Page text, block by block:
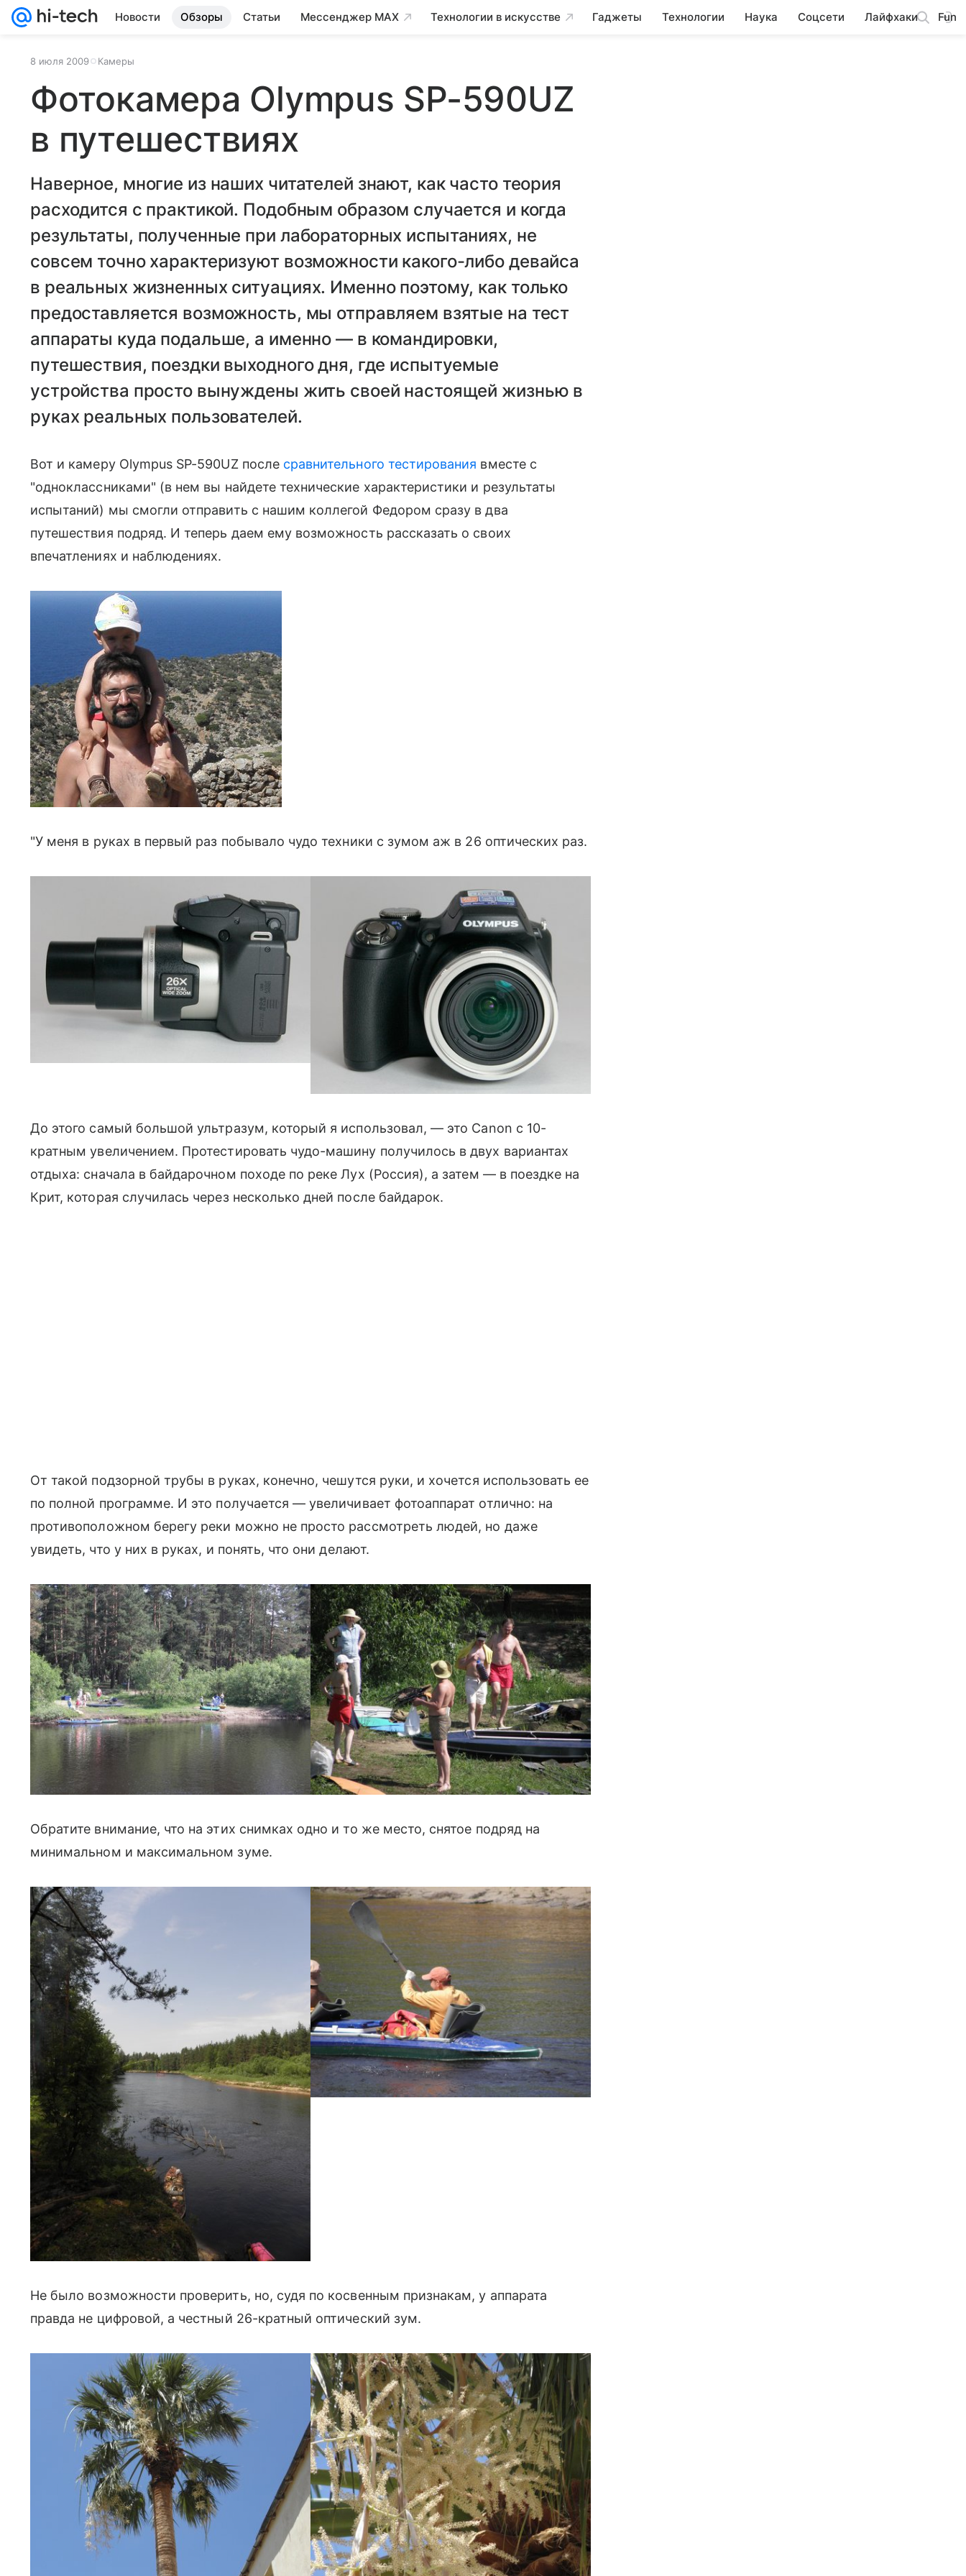
Новости Обзоры Статьи Мессенджер MAX Технологии в искусстве Гаджеты Технологии Наука Соцсети Лайфхаки Fun
8 июля 2009 Камеры
Фотокамера Olympus SP-590UZ
в путешествиях
Наверное, многие из наших читателей знают, как часто теория
расходится с практикой. Подобным образом случается и когда
результаты, полученные при лабораторных испытаниях, не
совсем точно характеризуют возможности какого-либо девайса
в реальных жизненных ситуациях. Именно поэтому, как только
предоставляется возможность, мы отправляем взятые на тест
аппараты куда подальше, а именно — в командировки,
путешествия, поездки выходного дня, где испытуемые
устройства просто вынуждены жить своей настоящей жизнью в
руках реальных пользователей.
Вот и камеру Olympus SP-590UZ после сравнительного тестирования вместе с
"одноклассниками" (в нем вы найдете технические характеристики и результаты
испытаний) мы смогли отправить с нашим коллегой Федором сразу в два
путешествия подряд. И теперь даем ему возможность рассказать о своих
впечатлениях и наблюдениях.
"У меня в руках в первый раз побывало чудо техники с зумом аж в 26 оптических раз.
До этого самый большой ультразум, который я использовал, — это Canon с 10-
кратным увеличением. Протестировать чудо-машину получилось в двух вариантах
отдыха: сначала в байдарочном походе по реке Лух (Россия), а затем — в поездке на
Крит, которая случилась через несколько дней после байдарок.
От такой подзорной трубы в руках, конечно, чешутся руки, и хочется использовать ее
по полной программе. И это получается — увеличивает фотоаппарат отлично: на
противоположном берегу реки можно не просто рассмотреть людей, но даже
увидеть, что у них в руках, и понять, что они делают.
Обратите внимание, что на этих снимках одно и то же место, снятое подряд на
минимальном и максимальном зуме.
Не было возможности проверить, но, судя по косвенным признакам, у аппарата
правда не цифровой, а честный 26-кратный оптический зум.